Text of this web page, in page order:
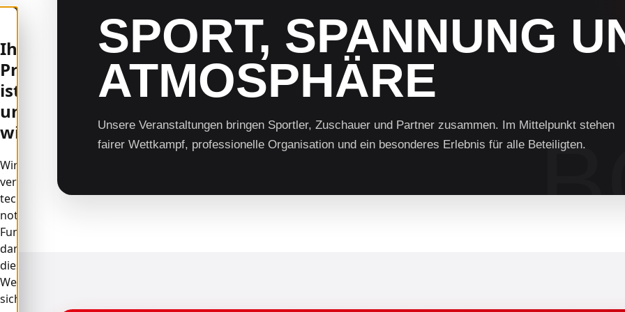
SPORT, SPANNUNG
ATMOSPHÄRE
Unsere Veranstaltungen bringen Sportler, Zuschauer und Partner zusammen. Im Mittelpunkt stehen
fairer Wettkampf, professionelle Organisation und ein besonderes Erlebnis für alle Beteiligten.
Ihre
Privatsphäre
ist
uns
wichtig
Wir
verwenden
technisch
notwendige
Funktionen,
damit
diese
Website
sicher